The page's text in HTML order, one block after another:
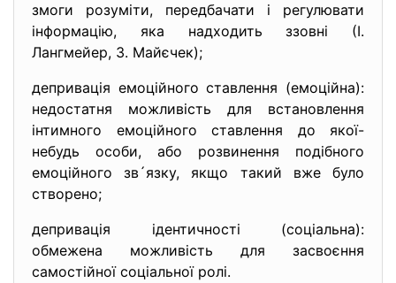
змоги розуміти, передбачати і регулювати
інформацію, яка надходить ззовні (І.
Лангмейер, З. Майєчек);
депривація емоційного ставлення (емоційна):
недостатня можливість для встановлення
інтимного емоційного ставлення до якої-
небудь особи, або розвинення подібного
емоційного зв´язку, якщо такий вже було
створено;
депривація ідентичності (соціальна):
обмежена можливість для засвоєння
самостійної соціальної ролі.